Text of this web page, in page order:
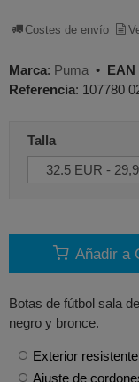
Costes de envío
Marca: Puma • EAN
Referencia: 107780
Talla
Añadir a
Botas de fútbol sala
negro y bronce.
Exterior
Ajuste de